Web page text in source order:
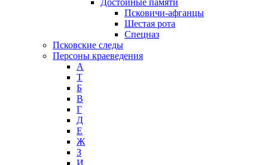
Псковичи-афганцы
Шестая рота
Спецназ
Псковские следы
Персоны краеведения
А
T
Б
В
Г
Д
Е
Ж
З
И